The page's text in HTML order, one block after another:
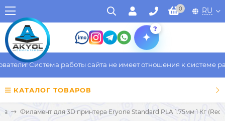
0 RU
?
Система работы сайта не имеет отношения к системе
КАТАЛОГ ТОВАРОВ
Филамент для 3D принтера Eryone Standard PLA 1.75мм 1 Кг (Red)